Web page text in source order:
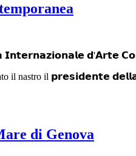
𝗜𝗻𝘁𝗲𝗿𝗻𝗮𝘇𝗶𝗼𝗻𝗮𝗹𝗲 𝗱'𝗔𝗿𝘁𝗲
il nastro il
di Genova